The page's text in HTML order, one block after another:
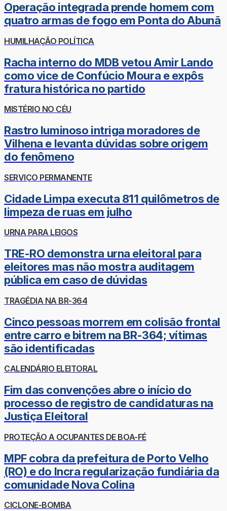
Operação integrada prende homem com
quatro armas de fogo em Ponta do Abunã
HUMILHAÇÃO POLÍTICA
Racha interno do MDB vetou Amir Lando
como vice de Confúcio Moura e expôs
fratura histórica no partido
MISTÉRIO NO CÉU
Rastro luminoso intriga moradores de
Vilhena e levanta dúvidas sobre origem
do fenômeno
SERVIÇO PERMANENTE
Cidade Limpa executa 811 quilômetros de
limpeza de ruas em julho
URNA PARA LEIGOS
TRE-RO demonstra urna eleitoral para
eleitores mas não mostra auditagem
pública em caso de dúvidas
TRAGÉDIA NA BR-364
Cinco pessoas morrem em colisão frontal
entre carro e bitrem na BR-364; vítimas
são identificadas
CALENDÁRIO ELEITORAL
Fim das convenções abre o início do
processo de registro de candidaturas na
Justiça Eleitoral
PROTEÇÃO A OCUPANTES DE BOA-FÉ
MPF cobra da prefeitura de Porto Velho
(RO) e do Incra regularização fundiária da
comunidade Nova Colina
CICLONE-BOMBA